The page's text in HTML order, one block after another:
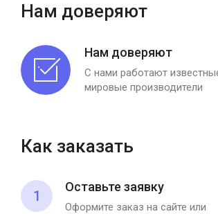
Нам доверяют
Нам доверяют
С нами работают
мировые производители
Как заказать
1
Оставьте заявку
Оформите заказ на сайте или